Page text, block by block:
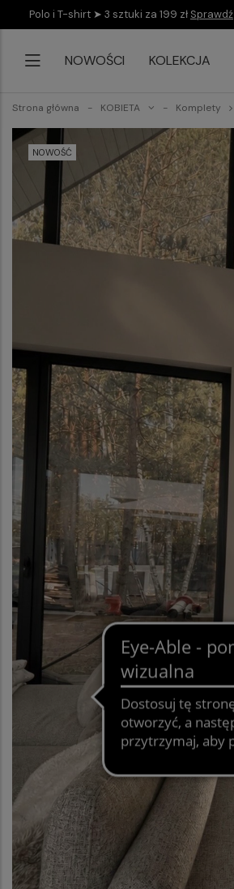
Polo i T-shirt ➤ 3 sztuki za 199 zł Sprawdź
NOWOŚCI KOLEKCJA
Strona główna KOBIETA Komplety
NOWOŚĆ